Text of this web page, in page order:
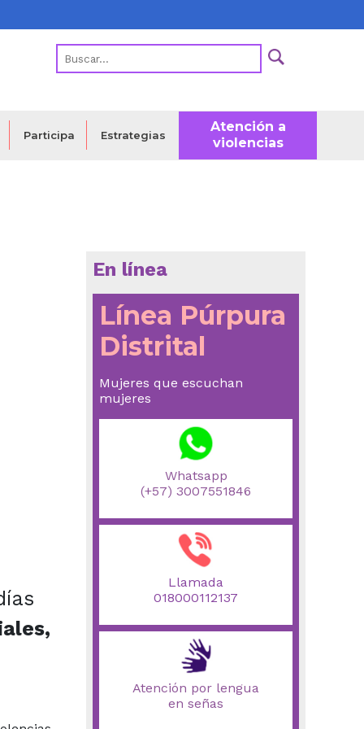
Participa Estrategias
Atención a
violencias
En línea
Línea Púrpura
Distrital
Mujeres que escuchan
mujeres
Whatsapp
(+57) 3007551846
Llamada
018000112137
Atención por lengua
en señas